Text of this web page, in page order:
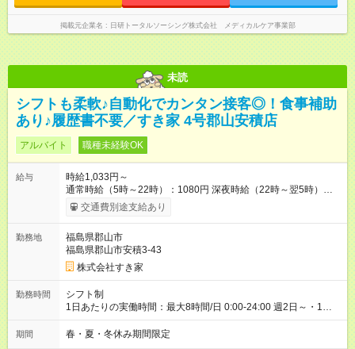
掲載元企業名 日研トータルソーシング株式会社 メディカルケア事業部
未読
シフトも柔軟♪自動化でカンタン接客◎！食事補助
あり♪履歴書不要／すき家 4号郡山安積店
アルバイト 職種未経験OK
給与
時給1,033円～
通常時給（5時～22時）：1080円 深夜時給（22時～翌5時）：
1350円 高校生時給：1033円 【特別手当】早朝手当（5：00-9：
00）時給+150円 【試用期間】試用期間あり 試用期間の長さ：1
30日（※条件変更なし）ですが、切り上げで一ヶ月とさせてい
ただきます。 研修制度あり：15時間(研修中も同時給）
交通費別途支給あり
勤務地
福島県郡山市
福島県郡山市安積3-43
株式会社すき家
勤務時間
シフト制
1日あたりの実働時間：最大8時間/日 0:00-24:00 週2日～・1日
2h～OK ＜シフト例＞ 〇朝帯 5:00-9:00 〇昼帯 9:00-14:00 〇午
後帯 14:00-18:00 〇夜帯 18:00-22:00 〇深夜帯 22:00-翌5:00 基
期間 春・夏・冬休み期間限定